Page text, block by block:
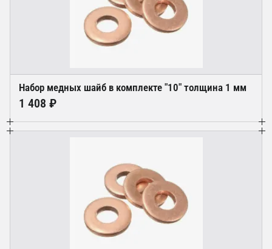
Набор медных шайб в комплекте "10" толщина 1 мм
1 408 ₽